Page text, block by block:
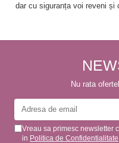
dar cu siguranța voi reveni și
Nu rata
Vreau sa primesc newsletter
in Politica de Confidentialitate